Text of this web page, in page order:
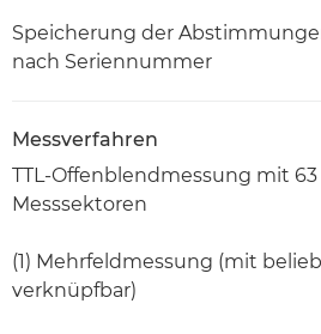
Speicherung der
nach Seriennummer
Messverfahren
TTL-Offenblendmessung mit 63
Messsektoren
(1) Mehrfeldmessung (mit
verknüpfbar)